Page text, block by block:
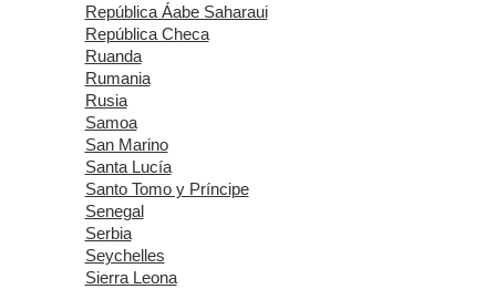
República Áabe Saharaui
República Checa
Ruanda
Rumania
Rusia
Samoa
San Marino
Santa Lucía
Santo Tomo y Príncipe
Senegal
Serbia
Seychelles
Sierra Leona